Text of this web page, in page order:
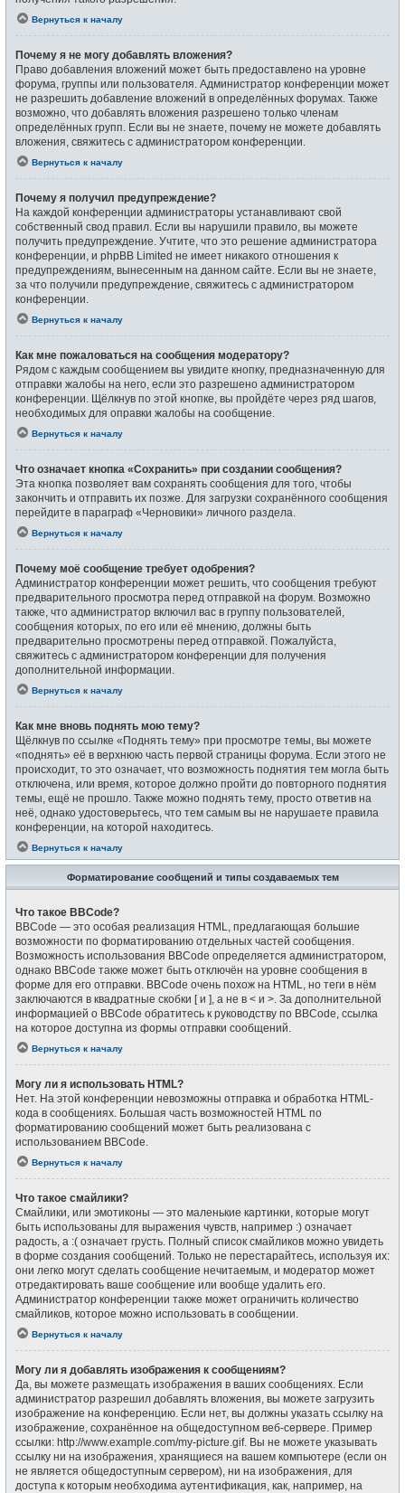
Вернуться к началу
Почему я не могу добавлять вложения?
Право добавления вложений может быть предоставлено на уровне
форума, группы или пользователя. Администратор конференции может
не разрешить добавление вложений в определённых форумах. Также
возможно, что добавлять вложения разрешено только членам
определённых групп. Если вы не знаете, почему не можете добавлять
вложения, свяжитесь с администратором конференции.
Вернуться к началу
Почему я получил предупреждение?
На каждой конференции администраторы устанавливают свой
собственный свод правил. Если вы нарушили правило, вы можете
получить предупреждение. Учтите, что это решение администратора
конференции, и phpBB Limited не имеет никакого отношения к
предупреждениям, вынесенным на данном сайте. Если вы не знаете,
за что получили предупреждение, свяжитесь с администратором
конференции.
Вернуться к началу
Как мне пожаловаться на сообщения модератору?
Рядом с каждым сообщением вы увидите кнопку, предназначенную для
отправки жалобы на него, если это разрешено администратором
конференции. Щёлкнув по этой кнопке, вы пройдёте через ряд шагов,
необходимых для оправки жалобы на сообщение.
Вернуться к началу
Что означает кнопка «Сохранить» при создании сообщения?
Эта кнопка позволяет вам сохранять сообщения для того, чтобы
закончить и отправить их позже. Для загрузки сохранённого сообщения
перейдите в параграф «Черновики» личного раздела.
Вернуться к началу
Почему моё сообщение требует одобрения?
Администратор конференции может решить, что сообщения требуют
предварительного просмотра перед отправкой на форум. Возможно
также, что администратор включил вас в группу пользователей,
сообщения которых, по его или её мнению, должны быть
предварительно просмотрены перед отправкой. Пожалуйста,
свяжитесь с администратором конференции для получения
дополнительной информации.
Вернуться к началу
Как мне вновь поднять мою тему?
Щёлкнув по ссылке «Поднять тему» при просмотре темы, вы можете
«поднять» её в верхнюю часть первой страницы форума. Если этого не
происходит, то это означает, что возможность поднятия тем могла быть
отключена, или время, которое должно пройти до повторного поднятия
темы, ещё не прошло. Также можно поднять тему, просто ответив на
неё, однако удостоверьтесь, что тем самым вы не нарушаете правила
конференции, на которой находитесь.
Вернуться к началу
Форматирование сообщений и типы создаваемых тем
Что такое BBCode?
BBCode — это особая реализация HTML, предлагающая большие
возможности по форматированию отдельных частей сообщения.
Возможность использования BBCode определяется администратором,
однако BBCode также может быть отключён на уровне сообщения в
форме для его отправки. BBCode очень похож на HTML, но теги в нём
заключаются в квадратные скобки [ и ], а не в < и >. За дополнительной
информацией о BBCode обратитесь к руководству по BBCode, ссылка
на которое доступна из формы отправки сообщений.
Вернуться к началу
Могу ли я использовать HTML?
Нет. На этой конференции невозможны отправка и обработка HTML-
кода в сообщениях. Большая часть возможностей HTML по
форматированию сообщений может быть реализована с
использованием BBCode.
Вернуться к началу
Что такое смайлики?
Смайлики, или эмотиконы — это маленькие картинки, которые могут
быть использованы для выражения чувств, например :) означает
радость, а :( означает грусть. Полный список смайликов можно увидеть
в форме создания сообщений. Только не перестарайтесь, используя их:
они легко могут сделать сообщение нечитаемым, и модератор может
отредактировать ваше сообщение или вообще удалить его.
Администратор конференции также может ограничить количество
смайликов, которое можно использовать в сообщении.
Вернуться к началу
Могу ли я добавлять изображения к сообщениям?
Да, вы можете размещать изображения в ваших сообщениях. Если
администратор разрешил добавлять вложения, вы можете загрузить
изображение на конференцию. Если нет, вы должны указать ссылку на
изображение, сохранённое на общедоступном веб-сервере. Пример
ссылки: http://www.example.com/my-picture.gif. Вы не можете указывать
ссылку ни на изображения, хранящиеся на вашем компьютере (если он
не является общедоступным сервером), ни на изображения, для
доступа к которым необходима аутентификация, как, например, на